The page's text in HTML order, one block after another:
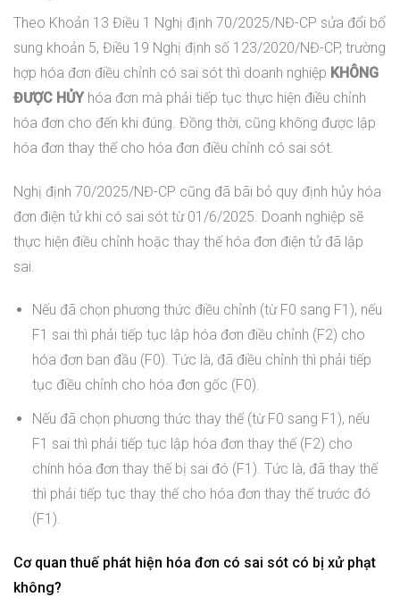
Theo Khoản 13 Điều 1 Nghị định 70/2025/NĐ-CP sửa đổi bổ
sung khoản 5, Điều 19 Nghị định số 123/2020/NĐ-CP, trường
hợp hóa đơn điều chỉnh có sai sót thì doanh nghiệp KHÔNG
ĐƯỢC HỦYhóa đơn mà phải tiếp tục thực hiện điều chỉnh
hóa đơn cho đến khi đúng. Đồng thời, cũng không được lập
hóa đơn thay thế cho hóa đơn điều chỉnh có sai sót.
Nghị định 70/2025/NĐ-CP cũng đã bãi bỏ quy định hủy hóa
đơn điện tử khi có sai sót từ 01/6/2025. Doanh nghiệp sẽ
thực hiện điều chỉnh hoặc thay thế hóa đơn điện tử đã lập
sai.
Nếu đã chọn phương thức điều chỉnh (từ F0 sang F1), nếu
F1 sai thì phải tiếp tục lập hóa đơn điều chỉnh (F2) cho
hóa đơn ban đầu (F0). Tức là, đã điều chỉnh thì phải tiếp
tục điều chỉnh cho hóa đơn gốc (F0).
Nếu đã chọn phương thức thay thế (từ F0 sang F1), nếu
F1 sai thì phải tiếp tục lập hóa đơn thay thế (F2) cho
chính hóa đơn thay thế bị sai đó (F1). Tức là, đã thay thế
thì phải tiếp tục thay thế cho hóa đơn thay thế trước đó
(F1).
Cơ quan thuế phát hiện hóa đơn có sai sót có bị xử phạt
không?